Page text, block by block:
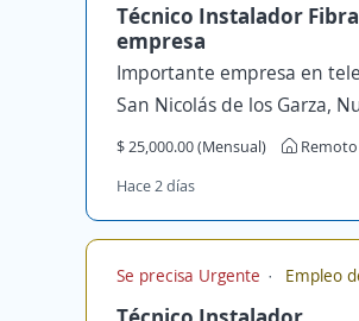
Técnico Instalador
empresa
Importante empresa en
San Nicolás de los Garza,
$ 25,000.00 (Mensual)
Remoto
Hace 2 días
Se precisa Urgente Empleo